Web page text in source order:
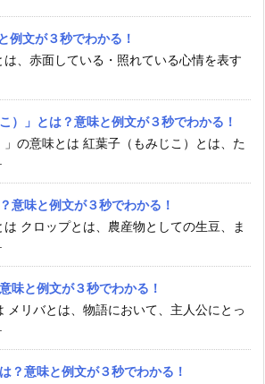
例文が３秒でわかる！
は、赤面している・照れている心情を表す
）」とは？意味と例文が３秒でわかる！
」の意味とは 紅葉子（もみじこ）とは、た
意味と例文が３秒でわかる！
は クロップとは、農産物としての生豆、ま
味と例文が３秒でわかる！
メリバとは、物語において、主人公にとっ
？意味と例文が３秒でわかる！